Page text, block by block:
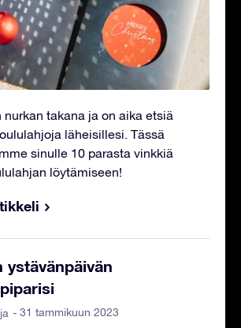
nurkan takana ja on aika etsiä
läheisillesi. Tässä
sinulle 10 parasta vinkkiä
löytämiseen!
ystävänpäivän
- 31 tammikuun 2023